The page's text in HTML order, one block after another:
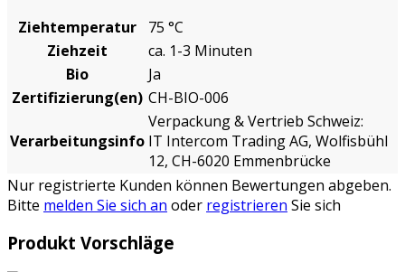
Ziehtemperatur
75 °C
Ziehzeit
ca. 1-3 Minuten
Bio
Ja
Zertifizierung(en) CH-BIO-006
Verarbeitungsinfo
Verpackung & Vertrieb Schweiz:
IT Intercom Trading AG, Wolfisbühl
12, CH-6020 Emmenbrücke
Nur registrierte Kunden können Bewertungen abgeben.
Bitte melden Sie sich an oder registrieren Sie sich
Produkt Vorschläge